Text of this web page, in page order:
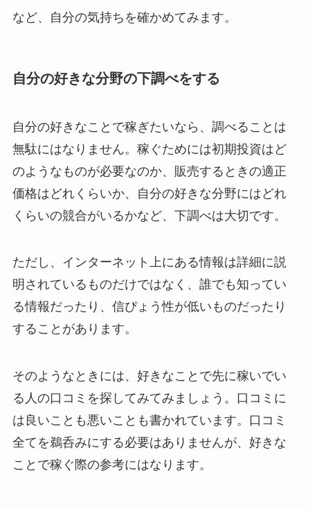
など、自分の気持ちを確かめてみます。
自分の好きな分野の下調べをする
自分の好きなことで稼ぎたいなら、調べることは
無駄にはなりません。稼ぐためには初期投資はど
のようなものが必要なのか、販売するときの適正
価格はどれくらいか、自分の好きな分野にはどれ
くらいの競合がいるかなど、下調べは大切です。
ただし、インターネット上にある情報は詳細に説
明されているものだけではなく、誰でも知ってい
る情報だったり、信ぴょう性が低いものだったり
することがあります。
そのようなときには、好きなことで先に稼いでい
る人の口コミを探してみてみましょう。口コミに
は良いことも悪いことも書かれています。口コミ
全てを鵜呑みにする必要はありませんが、好きな
ことで稼ぐ際の参考にはなります。